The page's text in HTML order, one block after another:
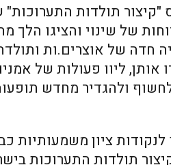
תולדות
של שינוי והציגו
חדה של אוצרים.ות
אותן, ליוו פעולות של
ולהגדיר מחדש
ציון משמעותיות
תולדות התערוכות